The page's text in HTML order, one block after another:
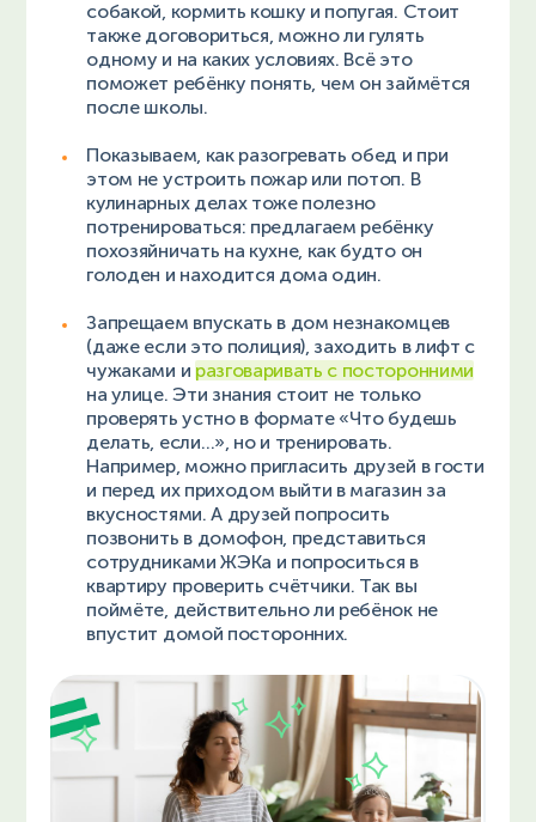
собакой, кормить кошку и попугая. Стоит
также договориться, можно ли гулять
одному и на каких условиях. Всё это
поможет ребёнку понять, чем он займётся
после школы.
Показываем, как разогревать обед и при
этом не устроить пожар или потоп. В
кулинарных делах тоже полезно
потренироваться: предлагаем ребёнку
похозяйничать на кухне, как будто он
голоден и находится дома один.
Запрещаем впускать в дом незнакомцев
(даже если это полиция), заходить в лифт с
чужаками и разговаривать с посторонними
на улице. Эти знания стоит не только
проверять устно в формате «Что будешь
делать, если…», но и тренировать.
Например, можно пригласить друзей в гости
и перед их приходом выйти в магазин за
вкусностями. А друзей попросить
позвонить в домофон, представиться
сотрудниками ЖЭКа и попроситься в
квартиру проверить счётчики. Так вы
поймёте, действительно ли ребёнок не
впустит домой посторонних.